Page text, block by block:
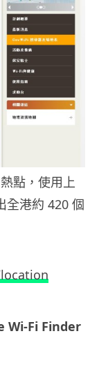
點，使用上
全港約 420 個
Wi-Fi Finder